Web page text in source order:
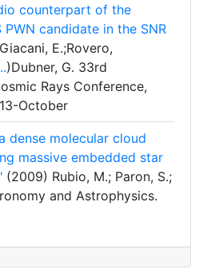
counterpart of the
PWN candidate in the SNR
E.;Rovero,
)Dubner, G. 33rd
Rays Conference,
October
dense molecular cloud
massive embedded star
(2009) Rubio, M.; Paron, S.;
and Astrophysics.